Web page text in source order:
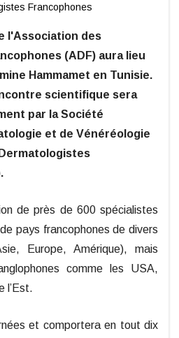
Francophones
l'Association des
(ADF) aura lieu
Hammamet en Tunisie.
scientifique sera
par la Société
et de Vénéréologie
de près de 600 spécialistes
pays francophones de divers
Europe, Amérique), mais
comme les USA,
l’Est.
et comportera en tout dix